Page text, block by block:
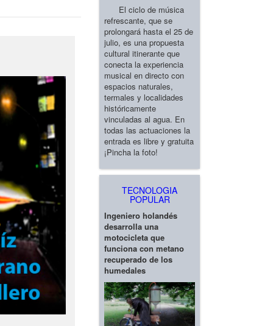
El ciclo de música
refrescante, que se
prolongará hasta el 25 de
julio, es una propuesta
cultural itinerante que
conecta la experiencia
musical en directo con
espacios naturales,
termales y localidades
históricamente
vinculadas al agua. En
todas las actuaciones la
entrada es libre y gratuita
¡Pincha la foto!
TECNOLOGIA
POPULAR
Ingeniero holandés
desarrolla una
motocicleta que
funciona con metano
recuperado de los
humedales